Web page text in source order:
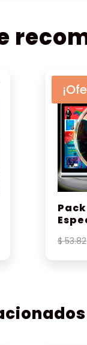
$53.82